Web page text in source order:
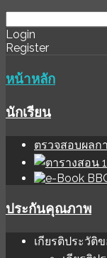
download
software
ihale
sınır
Login
Register
หน้าหลัก
นักเรียน
ตรวจสอบผลก
ประกันคุณภาพ
เกียรติประวัติ